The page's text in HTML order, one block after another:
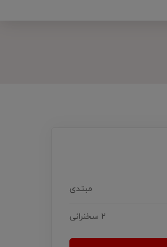
مبتدی
2 سخنرانی‌